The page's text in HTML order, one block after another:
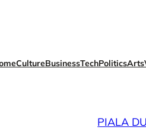
CultureBusinessTechPoliticsArts
PIALA